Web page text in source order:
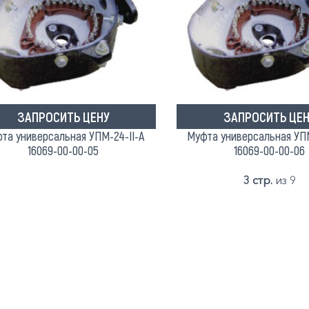
ЗАПРОСИТЬ ЦЕНУ
универсальная УПМ-24-II-A
16069-00-00-05
ЗАПРОСИТЬ
Муфта универсальная
16069-00-00-06
3 стр.из 9